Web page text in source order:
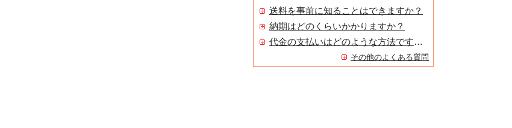
送料を事前に知ることはできますか？
納期はどのくらいかかりますか？
代金の支払いはどのような方法ですか？
その他のよくある質問